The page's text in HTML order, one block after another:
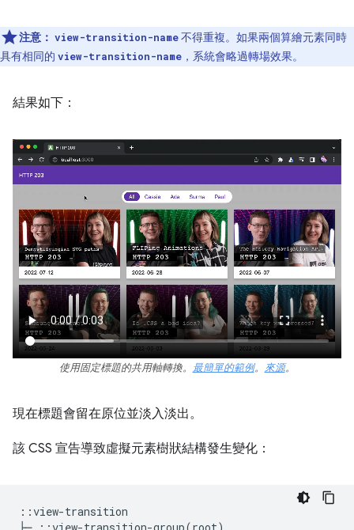
注意： view-transition-name不得重複。如果兩個算繪元素同時
具有相同的 view-transition-name ，系統會略過轉場效果。
結果如下：
使用固定標題的共用軸轉換。 最簡單的範例。 來源。
現在標題會留在原位並淡入淡出。
該 CSS 宣告導致虛擬元素樹狀結構發生變化：
::view-transition